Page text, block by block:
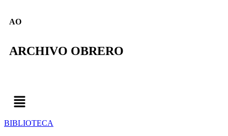
AO
ARCHIVO OBRERO
BIBLIOTECA